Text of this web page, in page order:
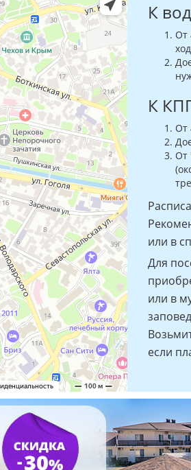
К
От
К
От
От
или в
Для
или в
если